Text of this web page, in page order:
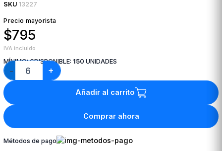
SKU 13227
Precio mayorista
$795
IVA incluido
MÍNIMO:6DISPONIBLE: 150 UNIDADES
− +
Añadir al carrito
Comprar ahora
Métodos de pago